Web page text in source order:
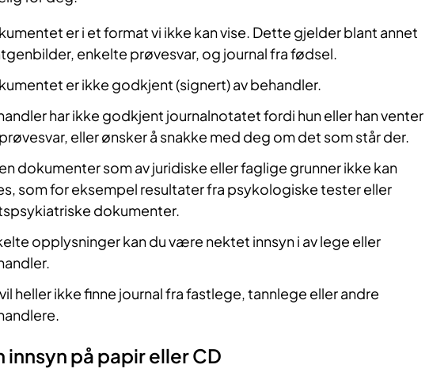
er i et format vi ikke kan vise. Dette gjelder blant annet
enkelte prøvesvar, og journal fra fødsel.
er ikke godkjent (signert) av behandler.
har ikke godkjent journalnotatet fordi hun eller han venter
eller ønsker å snakke med deg om det som står der.
dokumenter som av juridiske eller faglige grunner ikke kan
som for eksempel resultater fra psykologiske tester eller
dokumenter.
opplysninger kan du være nektet innsyn i av lege eller
heller ikke finne journal fra fastlege, tannlege eller andre
innsyn på papir eller CD